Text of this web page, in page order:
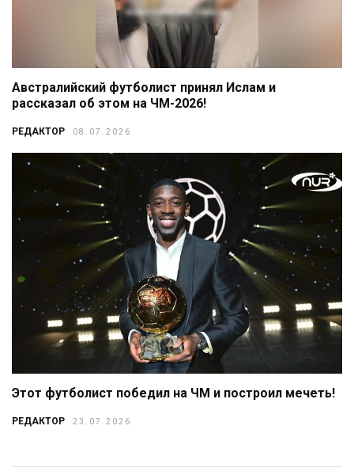
Австралийский футболист принял Ислам и
рассказал об этом на ЧМ-2026!
РЕДАКТОР 08.07.2026
Этот футболист победил на ЧМ и построил мечеть!
РЕДАКТОР 23.07.2026